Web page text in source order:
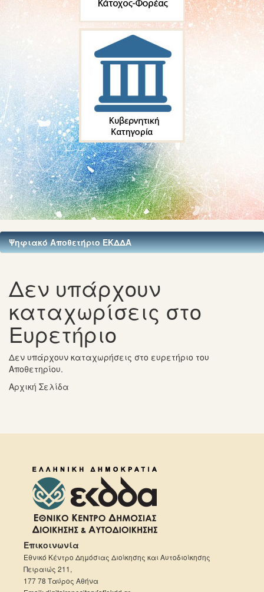
Ψηφιακό Αποθετήριο ΕΚΔΔΑ
Δεν υπάρχουν
καταχωρίσεις στο
Ευρετήριο
Δεν υπάρχουν καταχωρήσεις στο ευρετήριο του
Αποθετηρίου.
Αρχική Σελίδα
Επικοινωνία
Εθνικό Κέντρο Δημόσιας Διοίκησης και Αυτοδιοίκησης
Πειραιώς 211,
177 78 Ταύρος Αθήνα